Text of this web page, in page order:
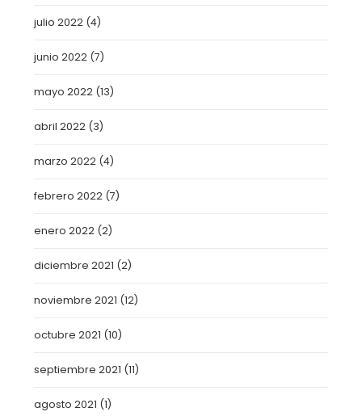
julio 2022 (4)
junio 2022 (7)
mayo 2022 (13)
abril 2022 (3)
marzo 2022 (4)
febrero 2022 (7)
enero 2022 (2)
diciembre 2021 (2)
noviembre 2021 (12)
octubre 2021 (10)
septiembre 2021 (11)
agosto 2021 (1)